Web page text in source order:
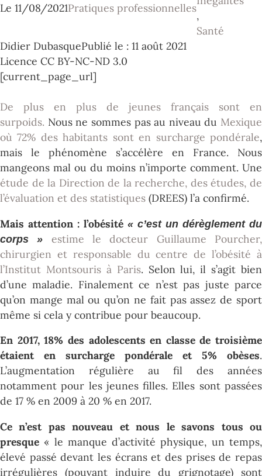
Le 11/08/2021Pratiques professionnelles
,
Santé
Didier DubasquePublié le : 11 août 2021
Licence CC BY-NC-ND 3.0
[current_page_url]
De plus en plus de jeunes français sont en
surpoids. Nous ne sommes pas au niveau du Mexique
où 72% des habitants sont en surcharge pondérale,
mais le phénomène s’accélère en France. Nous
mangeons mal ou du moins n’importe comment. Une
étude de la Direction de la recherche, des études, de
l’évaluation et des statistiques (DREES) l’a confirmé.
Mais attention : l’obésité « c’est un dérèglement du
corps »
estime le docteur Guillaume Pourcher,
chirurgien et responsable du centre de l’obésité à
l’Institut Montsouris à Paris. Selon lui, il s’agit bien
d’une maladie. Finalement ce n’est pas juste parce
qu’on mange mal ou qu’on ne fait pas assez de sport
même si cela y contribue pour beaucoup.
En 2017, 18% des adolescents en classe de troisième
étaient en surcharge pondérale et 5% obèses.
L’augmentation régulière au fil des années
notamment pour les jeunes filles. Elles sont passées
de 17 % en 2009 à 20 % en 2017.
Ce n’est pas nouveau et nous le savons tous ou
presque « le manque d’activité physique, un temps,
élevé passé devant les écrans et des prises de repas
irrégulières (pouvant induire du grignotage) sont